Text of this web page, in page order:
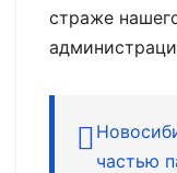
страже
частью